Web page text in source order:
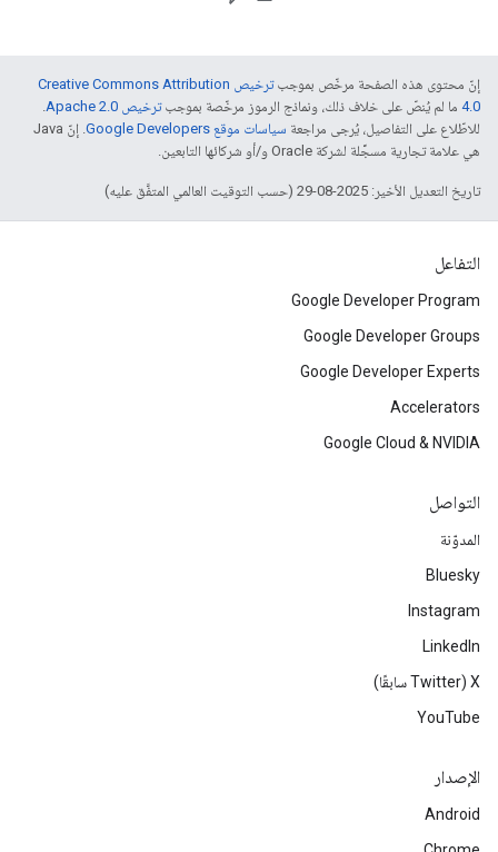
إنّ محتوى هذه الصفحة مرخّص بموجب
ترخيص Creative Commons Attribution
4.0‏ ما لم يُنصّ على خلاف ذلك، ونماذج الرموز مرخّصة بموجبترخيص Apache 2.0‏
.
للاطّلاع على التفاصيل، يُرجى مراجعة سياسات موقع Google Developers‏
. إنّ Java
هي علامة تجارية مسجَّلة لشركة Oracle و/أو شركائها التابعين.
تاريخ التعديل الأخير: 2025-08-29 (حسب التوقيت العالمي المتفَّق عليه)
التفاعل
Google Developer Program
Google Developer Groups
Google Developer Experts
Accelerators
Google Cloud & NVIDIA
التواصل
المدوّنة
Bluesky
Instagram
LinkedIn
‫X ‏(Twitter سابقًا)
YouTube
الإصدار
Android